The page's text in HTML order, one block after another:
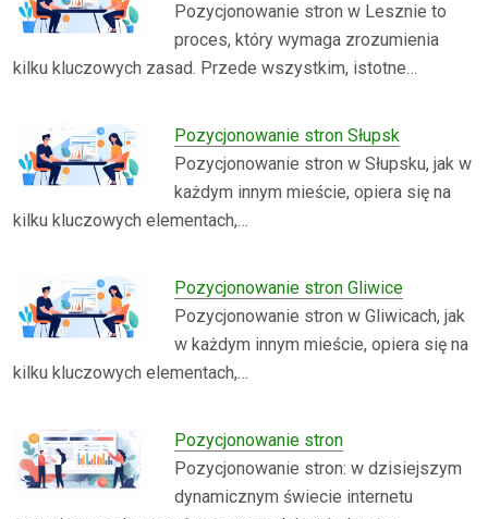
Pozycjonowanie stron w Lesznie to
proces, który wymaga zrozumienia
kilku kluczowych zasad. Przede wszystkim, istotne…
Pozycjonowanie stron Słupsk
Pozycjonowanie stron w Słupsku, jak w
każdym innym mieście, opiera się na
kilku kluczowych elementach,…
Pozycjonowanie stron Gliwice
Pozycjonowanie stron w Gliwicach, jak
w każdym innym mieście, opiera się na
kilku kluczowych elementach,…
Pozycjonowanie stron
Pozycjonowanie stron: w dzisiejszym
dynamicznym świecie internetu